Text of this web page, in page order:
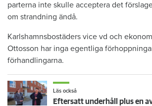
parterna inte skulle acceptera det
om strandning ändå.
Karlshamnsbostäders vice vd och
Ottosson har inga egentliga
förhandlingarna.
Läs också